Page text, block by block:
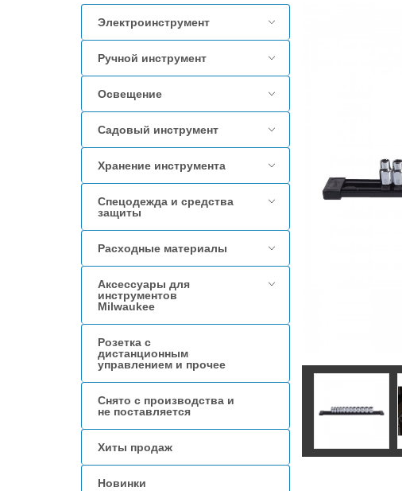
Электроинструмент
Ручной инструмент
Освещение
Садовый инструмент
Хранение инструмента
Спецодежда и средства
защиты
Расходные материалы
Аксессуары для
инструментов
Milwaukee
Розетка с
дистанционным
управлением и прочее
Снято с производства и
не поставляется
Хиты продаж
Новинки